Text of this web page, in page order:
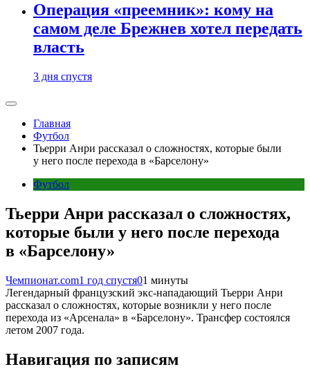
Операция «преемник»: кому на
самом деле Брежнев хотел передать
власть
3 дня спустя
Главная
Футбол
Тьерри Анри рассказал о сложностях, которые были
у него после перехода в «Барселону»
Футбол
Тьерри Анри рассказал о сложностях,
которые были у него после перехода
в «Барселону»
Чемпионат.com1 год спустя01 минуты
Легендарный французский экс-нападающий Тьерри Анри
рассказал о сложностях, которые возникли у него после
перехода из «Арсенала» в «Барселону». Трансфер состоялся
летом 2007 года.
Навигация по записям